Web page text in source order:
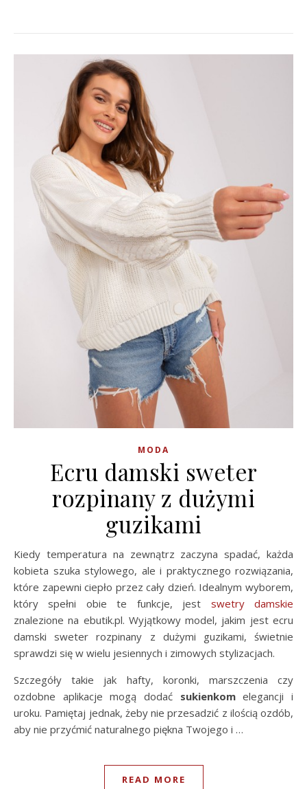
MODA
Ecru damski sweter
rozpinany z dużymi
guzikami
Kiedy temperatura na zewnątrz zaczyna spadać, każda
kobieta szuka stylowego, ale i praktycznego rozwiązania,
które zapewni ciepło przez cały dzień. Idealnym wyborem,
który spełni obie te funkcje, jest swetry damskie
znalezione na ebutik.pl. Wyjątkowy model, jakim jest ecru
damski sweter rozpinany z dużymi guzikami, świetnie
sprawdzi się w wielu jesiennych i zimowych stylizacjach.
Szczegóły takie jak hafty, koronki, marszczenia czy
ozdobne aplikacje mogą dodać sukienkomelegancji i
uroku. Pamiętaj jednak, żeby nie przesadzić z ilością ozdób,
aby nie przyćmić naturalnego piękna Twojego i …
READ MORE